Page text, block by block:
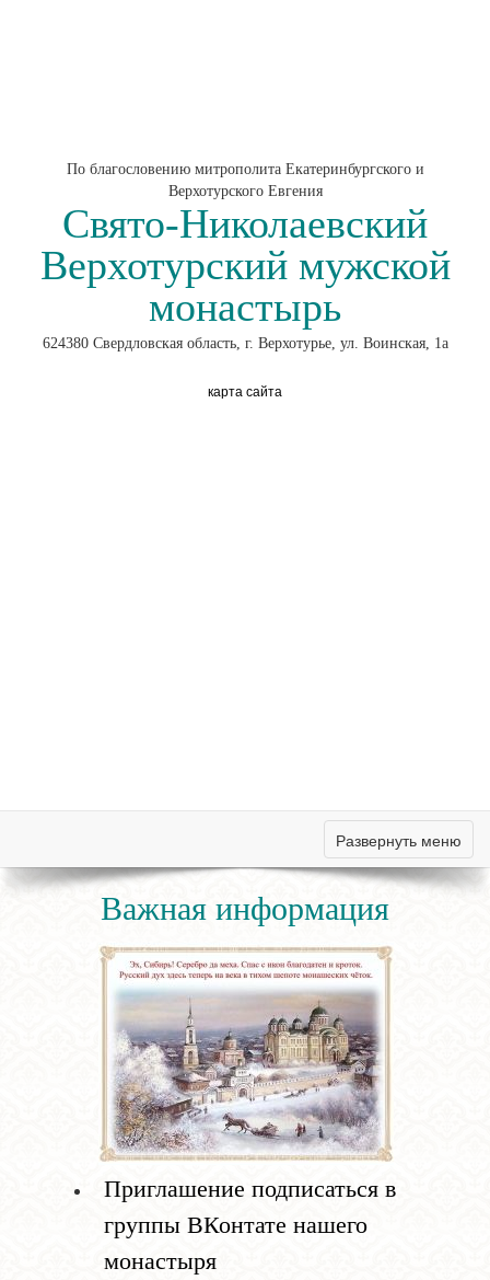
По благословению митрополита Екатеринбургского и
Верхотурского Евгения
Свято-Николаевский
Верхотурский мужской
монастырь
624380 Свердловская область, г. Верхотурье, ул. Воинская, 1а
карта сайта
Развернуть меню
Важная информация
Приглашение подписаться в
группы ВКонтате нашего
монастыря